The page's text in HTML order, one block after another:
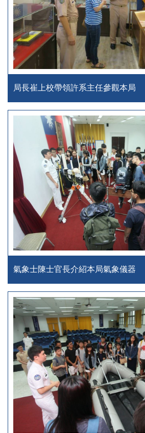
局長崔上校帶領許系主任參觀本局
氣象士陳士官長介紹本局氣象儀器